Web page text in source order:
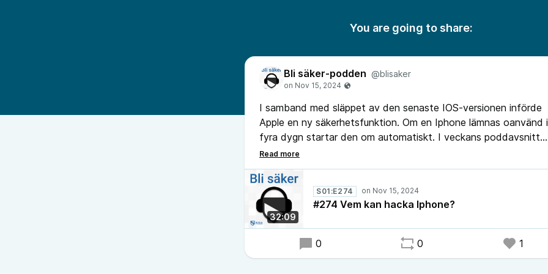
You are going to share:
Bli säker-podden @blisaker
I samband med släppet av den senaste IOS-versionen införde
Apple en ny säkerhetsfunktion. Om en Iphone lämnas oanvänd i
fyra dygn startar den om automatiskt. I veckans poddavsnitt
pratar Peter och Nikka om Apples senaste tilltag. Nikka
sig över felfokuserade kvällstidningsrubriker som påstår att
nu gör det svårare för polisen att komma in i mobiler.
32:09
S01:E274
#274 Vem kan hacka Iphone?
0 0 1